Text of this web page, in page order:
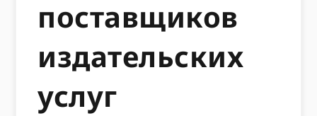
поставщиков
издательских
услуг